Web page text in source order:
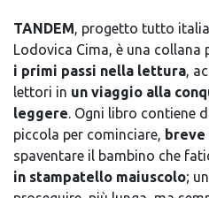
TANDEM, progetto tutto
Lodovica Cima, è una collana
i primi passi nella lettura,
lettori in un viaggio alla
leggere. Ogni libro contiene
piccola per cominciare, breve
spaventare il bambino che
in stampatello maiuscolo;